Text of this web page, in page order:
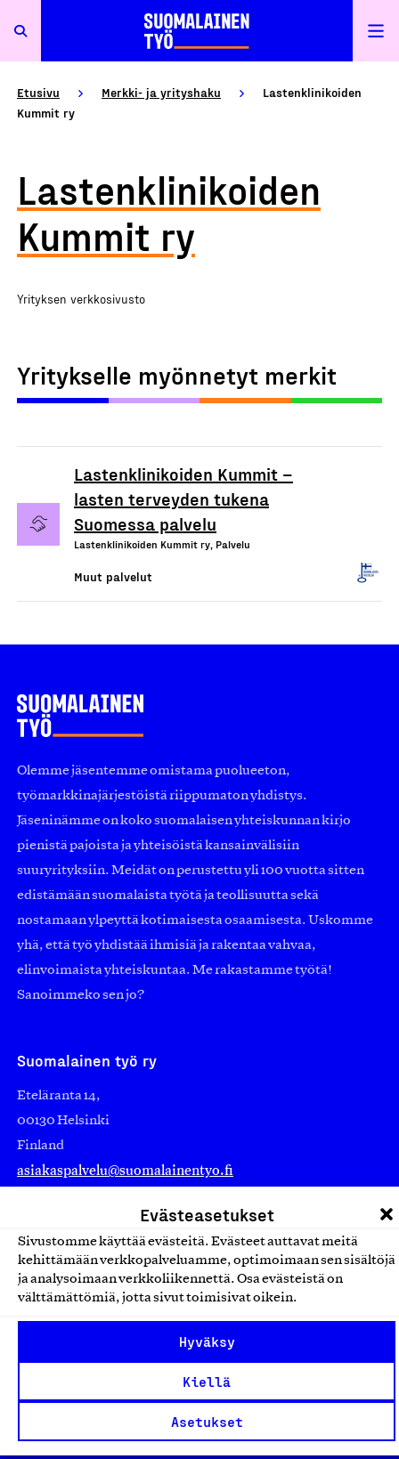
Evästeasetukset
Sivustomme käyttää evästeitä. Evästeet auttavat meitä
kehittämään verkkopalveluamme, optimoimaan sen sisältöjä
ja analysoimaan verkkoliikennettä. Osa evästeistä on
välttämättömiä, jotta sivut toimisivat oikein.
Hyväksy
Kiellä
Asetukset
Etusivu Merkki- ja yrityshaku
Lastenklinikoiden
Kummit ry
Lastenklinikoiden
Kummit ry
Yrityksen verkkosivusto
Yritykselle myönnetyt merkit
Lastenklinikoiden Kummit –
lasten terveyden tukena
Suomessa palvelu
Lastenklinikoiden Kummit ry, Palvelu
Muut palvelut
Olemme jäsentemme omistama puolueeton,
työmarkkinajärjestöistä riippumaton yhdistys.
Jäseninämme on koko suomalaisen yhteiskunnan kirjo
pienistä pajoista ja yhteisöistä kansainvälisiin
suuryrityksiin. Meidät on perustettu yli 100 vuotta sitten
edistämään suomalaista työtä ja teollisuutta sekä
nostamaan ylpeyttä kotimaisesta osaamisesta. Uskomme
yhä, että työ yhdistää ihmisiä ja rakentaa vahvaa,
elinvoimaista yhteiskuntaa. Me rakastamme työtä!
Sanoimmeko sen jo?
Suomalainen työ ry
Eteläranta 14,
00130 Helsinki
Finland
asiakaspalvelu@suomalainentyo.fi
Avainlippu